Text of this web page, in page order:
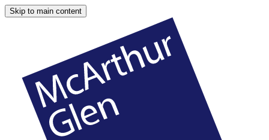
Skip to main content